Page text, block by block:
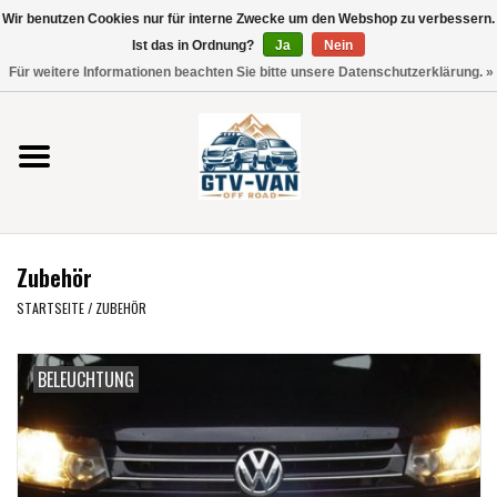
Verwende
die
nach
oben
und
unten,
um
zum
Vito / V-Klasse 447
Viano /Vito 639
VW T7 2025
VW T6
VW T5
VW CRAFTER / MAN TGE
Zubehör
STARTSEITE/ ZUBEHÖR
BELEUCHTUNG
Wir benutzen Cookies nur für interne Zwecke um den Webshop zu verbessern.
Ist das in Ordnung?
Ja
Nein
Für weitere Informationen beachten Sie bitte unsere Datenschutzerklärung. »